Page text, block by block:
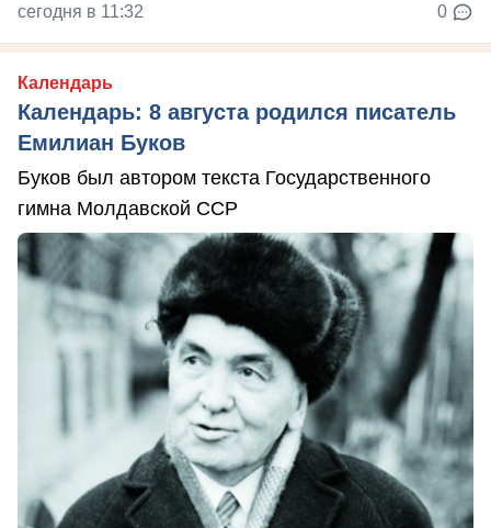
сегодня в 11:32 0
Календарь
Календарь: 8 августа родился писатель
Емилиан Буков
Буков был автором текста Государственного
гимна Молдавской ССР